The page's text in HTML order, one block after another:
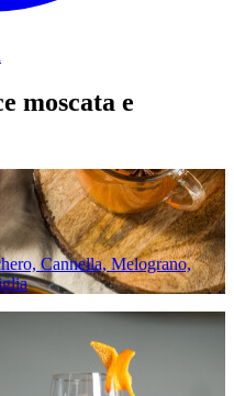
moscata e
Cannella, Melograno,